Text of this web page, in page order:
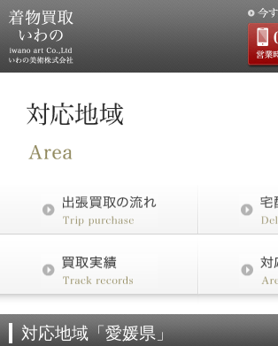
対応地域「愛媛県」